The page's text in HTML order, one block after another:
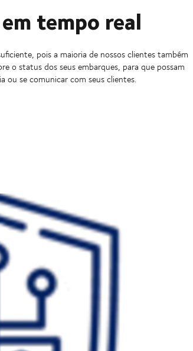
tempo real
pois a maioria de nossos clientes também
o status dos seus embarques, para que possam
ou se comunicar com seus clientes.